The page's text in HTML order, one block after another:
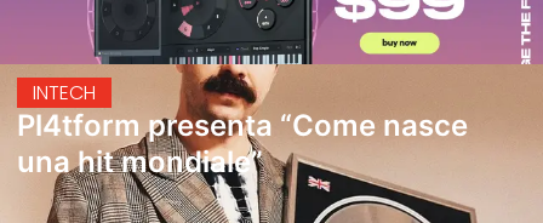
INTECH
Pl4tform presenta “Come nasce
una hit mondiale”